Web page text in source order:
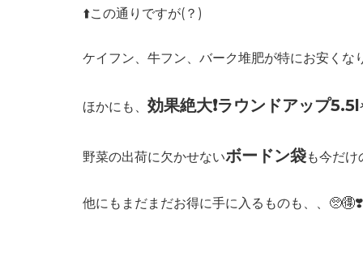
⬆️この通りですが(？)
ケイフン、牛フン、バーク堆肥が特にお安くな
ほかにも、 効果絶大❗️ラウンドアップ5.5l
野菜の出荷に欠かせないボードン袋も今だけ
他にもまだまだお得に手に入るものも、、🥺🉐❣️